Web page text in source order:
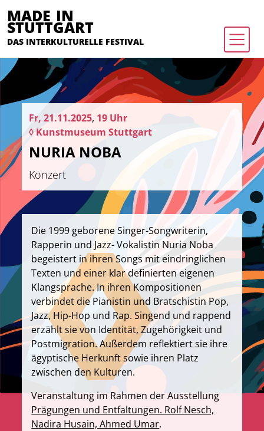
MADE IN
STUTTGART
DAS INTERKULTURELLE FESTIVAL
Fr, 21.11.2025, 19 Uhr
◊ Kunstmuseum Stuttgart
NURIA NOBA
Konzert
Die 1999 geborene Singer-Songwriterin,
Rapperin und Jazz- Vokalistin Nuria Noba
begeistert in ihren Songs mit eindringlichen
Texten und einer klar definierten eigenen
Klangsprache. In ihren Kompositionen
verbindet die Pianistin und Bratschistin Pop,
Jazz, Hip-Hop und Rap. Singend und rappend
erzählt sie von Identität, Zugehörigkeit und
Postmigration. Außerdem reflektiert sie ihre
ägyptische Herkunft sowie ihren Platz
zwischen den Kulturen.
Veranstaltung im Rahmen der Ausstellung
Prägungen und Entfaltungen. Rolf Nesch,
Nadira Husain, Ahmed Umar.